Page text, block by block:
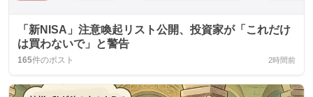
「新NISA」注意喚起リスト公開、投資家が「これだけ
は買わないで」と警告
165件のポスト 2時間前